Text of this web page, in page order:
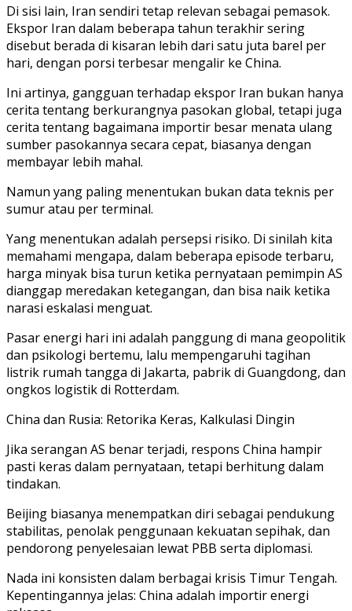
Di sisi lain, Iran sendiri tetap relevan sebagai pemasok.
Ekspor Iran dalam beberapa tahun terakhir sering
disebut berada di kisaran lebih dari satu juta barel per
hari, dengan porsi terbesar mengalir ke China.
Ini artinya, gangguan terhadap ekspor Iran bukan hanya
cerita tentang berkurangnya pasokan global, tetapi juga
cerita tentang bagaimana importir besar menata ulang
sumber pasokannya secara cepat, biasanya dengan
membayar lebih mahal.
Namun yang paling menentukan bukan data teknis per
sumur atau per terminal.
Yang menentukan adalah persepsi risiko. Di sinilah kita
memahami mengapa, dalam beberapa episode terbaru,
harga minyak bisa turun ketika pernyataan pemimpin AS
dianggap meredakan ketegangan, dan bisa naik ketika
narasi eskalasi menguat.
Pasar energi hari ini adalah panggung di mana geopolitik
dan psikologi bertemu, lalu mempengaruhi tagihan
listrik rumah tangga di Jakarta, pabrik di Guangdong, dan
ongkos logistik di Rotterdam.
China dan Rusia: Retorika Keras, Kalkulasi Dingin
Jika serangan AS benar terjadi, respons China hampir
pasti keras dalam pernyataan, tetapi berhitung dalam
tindakan.
Beijing biasanya menempatkan diri sebagai pendukung
stabilitas, penolak penggunaan kekuatan sepihak, dan
pendorong penyelesaian lewat PBB serta diplomasi.
Nada ini konsisten dalam berbagai krisis Timur Tengah.
Kepentingannya jelas: China adalah importir energi